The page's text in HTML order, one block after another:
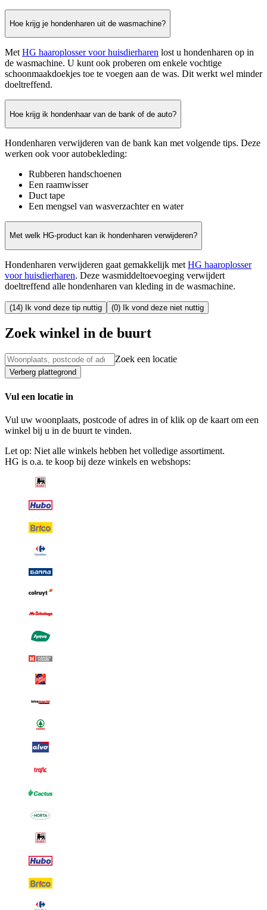
Hoe krijg je hondenharen uit de wasmachine?
Met HG haaroplosser voor huisdierharen lost u hondenharen op in
de wasmachine. U kunt ook proberen om enkele vochtige
schoonmaakdoekjes toe te voegen aan de was. Dit werkt wel minder
doeltreffend.
Hoe krijg ik hondenhaar van de bank of de auto?
Hondenharen verwijderen van de bank kan met volgende tips. Deze
werken ook voor autobekleding:
Rubberen handschoenen
Een raamwisser
Duct tape
Een mengsel van wasverzachter en water
Met welk HG-product kan ik hondenharen verwijderen?
Hondenharen verwijderen gaat gemakkelijk met HG haaroplosser
voor huisdierharen. Deze wasmiddeltoevoeging verwijdert
doeltreffend alle hondenharen van kleding in de wasmachine.
(14) Ik vond deze tip nuttig (0) Ik vond deze niet nuttig
Zoek winkel in de buurt
Zoek een locatie
Verberg plattegrond
Vul een locatie in
Vul uw woonplaats, postcode of adres in of klik op de kaart om een
winkel bij u in de buurt te vinden.
Let op: Niet alle winkels hebben het volledige assortiment.
HG is o.a. te koop bij deze winkels en webshops: